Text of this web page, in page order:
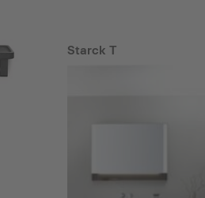
Starck T